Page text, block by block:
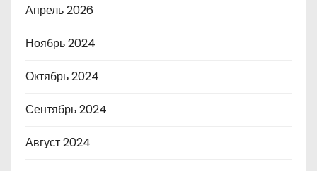
Апрель 2026
Ноябрь 2024
Октябрь 2024
Сентябрь 2024
Август 2024